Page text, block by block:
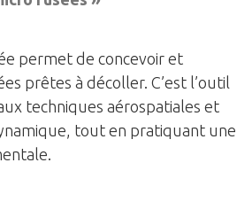
permet de concevoir et
prêtes à décoller. C’est l’outil
techniques aérospatiales et
tout en pratiquant une